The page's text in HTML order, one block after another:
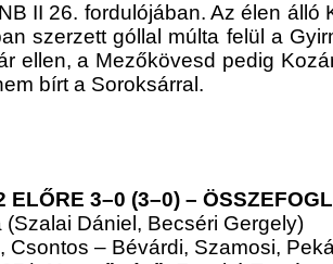
II 26. fordulójában. Az élen
szerzett góllal múlta felül a
ellen, a Mezőkövesd pedig
bírt a Soroksárral.
ELŐRE 3–0 (3–0) –
(Szalai Dániel, Becséri Gergely)
Csontos – Bévárdi, Szamosi,